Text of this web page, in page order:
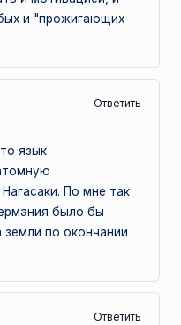
и "прожигающих
Ответить
язык
По мне так
было бы
по окончании
Ответить